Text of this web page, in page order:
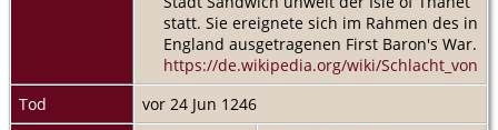
statt. Sie ereignete sich im Rahmen des in
England ausgetragenen First Baron's War.
https://de.wikipedia.org/wiki/
Tod
vor 24 Jun 1246